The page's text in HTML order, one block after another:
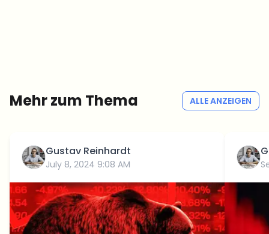
Mehr zum Thema ALLE ANZEIGEN
Gustav Reinhardt
July 8, 2024 9:08 AM